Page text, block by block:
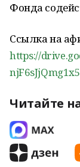
Фонда
Ссылка на
https://
Читайте